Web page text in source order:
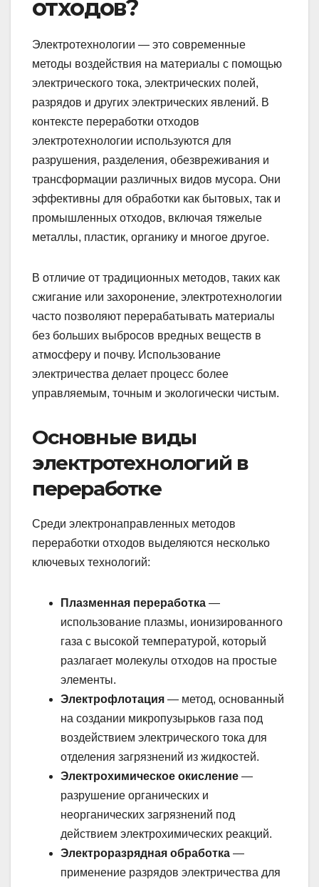
отходов?
Электротехнологии — это современные
методы воздействия на материалы с помощью
электрического тока, электрических полей,
разрядов и других электрических явлений. В
контексте переработки отходов
электротехнологии используются для
разрушения, разделения, обезвреживания и
трансформации различных видов мусора. Они
эффективны для обработки как бытовых, так и
промышленных отходов, включая тяжелые
металлы, пластик, органику и многое другое.
В отличие от традиционных методов, таких как
сжигание или захоронение, электротехнологии
часто позволяют перерабатывать материалы
без больших выбросов вредных веществ в
атмосферу и почву. Использование
электричества делает процесс более
управляемым, точным и экологически чистым.
Основные виды
электротехнологий в
переработке
Среди электронаправленных методов
переработки отходов выделяются несколько
ключевых технологий:
Плазменная переработка —
использование плазмы, ионизированного
газа с высокой температурой, который
разлагает молекулы отходов на простые
элементы.
Электрофлотация — метод, основанный
на создании микропузырьков газа под
воздействием электрического тока для
отделения загрязнений из жидкостей.
Электрохимическое окисление —
разрушение органических и
неорганических загрязнений под
действием электрохимических реакций.
Электроразрядная обработка —
применение разрядов электричества для